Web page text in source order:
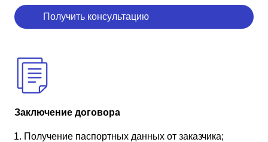
Получить консультацию
Заключение договора
Получение паспортных данных от заказчика;